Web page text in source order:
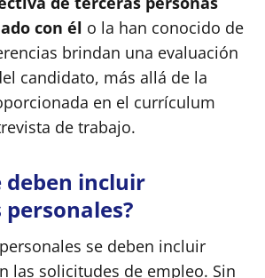
con él o la han conocido de
brindan una evaluación
candidato, más allá de la
en el currículum
de trabajo.
deben incluir
se deben incluir
las solicitudes de empleo. Sin